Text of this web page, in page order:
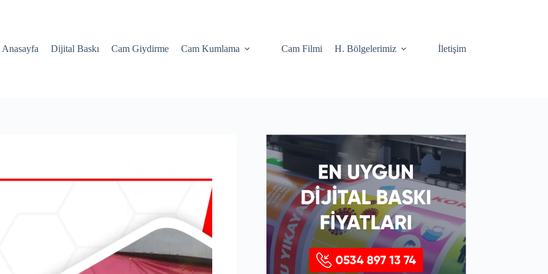
Anasayfa Dijital Baskı Cam Giydirme Cam Kumlama Cam Filmi H. Bölgelerimiz İletişim